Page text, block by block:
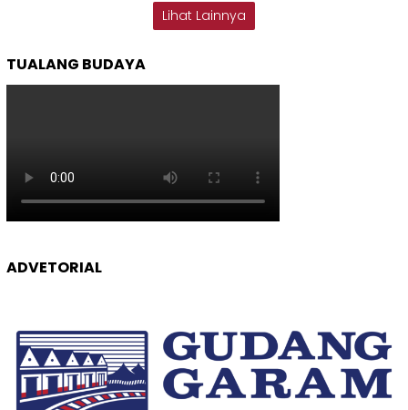
Lihat Lainnya
TUALANG BUDAYA
ADVETORIAL